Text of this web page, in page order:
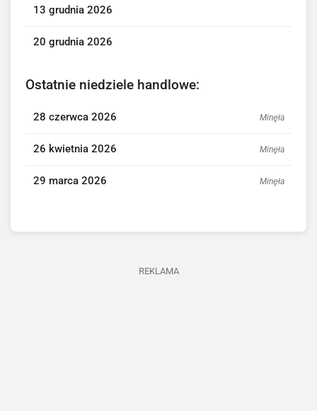
13 grudnia 2026
20 grudnia 2026
Ostatnie niedziele handlowe:
28 czerwca 2026 Minęła
26 kwietnia 2026 Minęła
29 marca 2026 Minęła
REKLAMA